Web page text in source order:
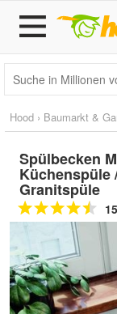
Hood › Baumarkt &
Spülbecken
Küchenspüle
Granitspüle
15